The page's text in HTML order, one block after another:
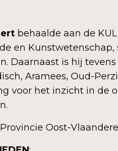
behaalde aan de
en Kunstwetenschap,
Daarnaast is hij
Aramees, Oud-
voor het inzicht in de
Provincie Oost-